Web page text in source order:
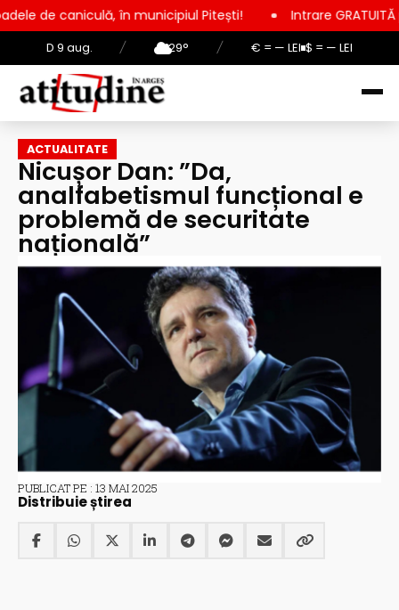
D 9 aug. / 29° / € = — LEI $ = — LEI
în municipiul Pitești! Intrare GRATUITĂ pentru
ACTUALITATE
Nicușor Dan: ”Da,
analfabetismul funcțional e
problemă de securitate
națională”
PUBLICAT PE : 13 MAI 2025
Distribuie știrea